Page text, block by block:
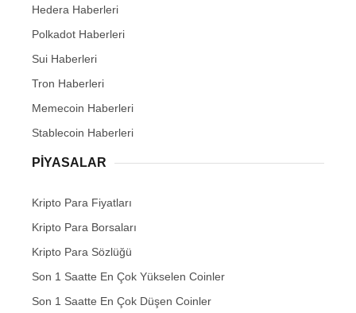
Hedera Haberleri
Polkadot Haberleri
Sui Haberleri
Tron Haberleri
Memecoin Haberleri
Stablecoin Haberleri
PIYASALAR
Kripto Para Fiyatları
Kripto Para Borsaları
Kripto Para Sözlüğü
Son 1 Saatte En Çok Yükselen Coinler
Son 1 Saatte En Çok Düşen Coinler